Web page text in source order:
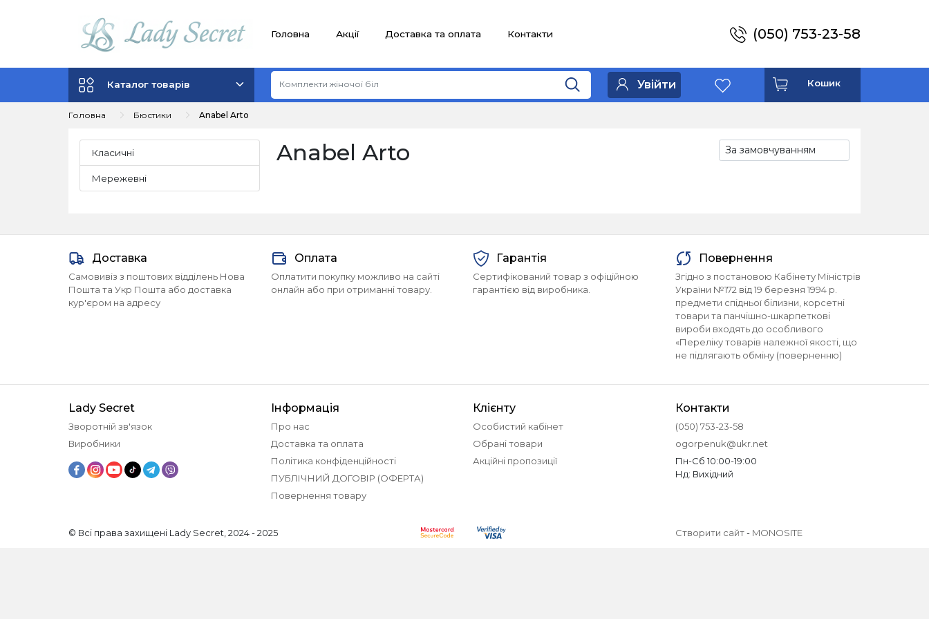
Головна Акції Доставка та оплата Контакти (050) 753-23-58
Каталог товарів Увійти Кошик
Головна Бюстики Anabel Arto
Класичні
Мережевні
Anabel Arto
Доставка
Самовивіз з поштових відділень Нова
Пошта та Укр Пошта або доставка
кур'єром на адресу
Оплата
Оплатити покупку можливо на сайті
онлайн або при отриманні товару.
Гарантія
Сертифікований товар з офіційною
гарантією від виробника.
Повернення
Згідно з постановою Кабінету Міністрів
України №172 від 19 березня 1994 р.
предмети спідньої білизни, корсетні
товари та панчішно-шкарпеткові
вироби входять до особливого
«Переліку товарів належної якості, що
не підлягають обміну (поверненню)
Lady Secret
Зворотній зв'язок
Виробники
Інформація
Про нас
Доставка та оплата
Політика конфіденційності
ПУБЛІЧНИЙ ДОГОВІР (ОФЕРТА)
Повернення товару
Клієнту
Особистий кабінет
Обрані товари
Акційні пропозиції
Контакти
(050) 753-23-58
ogorpenuk@ukr.net
Пн-Сб 10:00-19:00
Нд: Вихідний
© Всі права захищені Lady Secret, 2024 - 2025 Створити сайт- MONOSITE